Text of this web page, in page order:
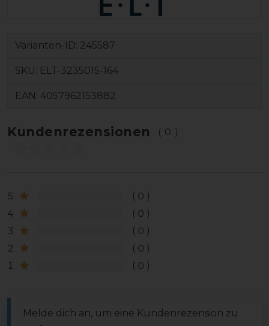
Varianten-ID: 245587
SKU: ELT-3235015-164
EAN: 4057962153882
Kundenrezensionen (0)
5
0
4
0
3
0
2
0
1
0
Melde dich an, um eine Kundenrezension zu